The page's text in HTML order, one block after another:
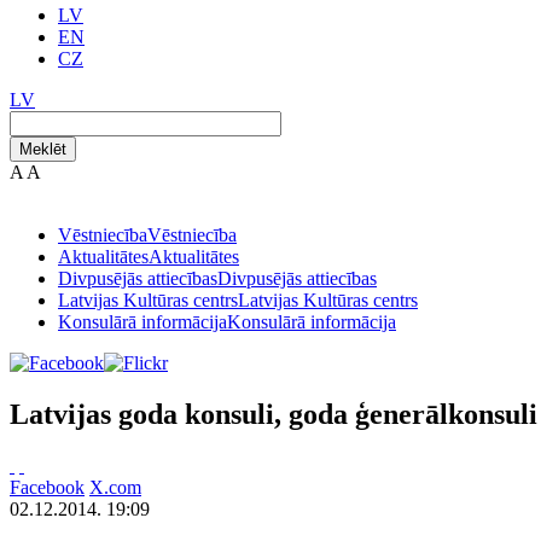
LV
EN
CZ
LV
Meklēt
A A
VēstniecībaVēstniecība
AktualitātesAktualitātes
Divpusējās attiecībasDivpusējās attiecības
Latvijas Kultūras centrsLatvijas Kultūras centrs
Konsulārā informācijaKonsulārā informācija
Latvijas goda konsuli, goda
Facebook X.com
02.12.2014. 19:09